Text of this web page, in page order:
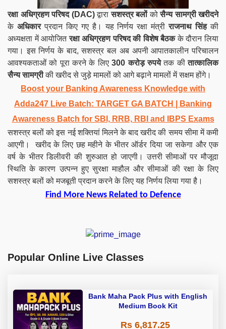
रक्षा अधिग्रहण परिषद (DAC)द्वारासशस्त्र बलोंकोसैन्य सामग्री खरीदने
के अधिकारप्रदान किए गए है। यह निर्णय रक्षा मंत्रीराजनाथ सिंहकी
अध्यक्षता में आयोजितरक्षा अधिग्रहण परिषद की विशेष बैठकके दौरान लिया
गया। इस निर्णय के बाद, सशस्त्र बल अब अपनी आपातकालीन परिचालन
आवश्यकताओं को पूरा करने के लिए300 करोड़ रुपयेतक कीतात्कालिक
सैन्य सामग्रीकी खरीद से जुड़े मामलों को आगे बढ़ाने मामलों में सक्षम होंगे।
Boost your Banking Awareness Knowledge with
Adda247 Live Batch: TARGET GA BATCH
| Banking
Awareness Batch for SBI, RRB, RBI and IBPS Exams
सशस्त्र बलों को इस नई शक्तियां मिलने के बाद खरीद की समय सीमा में कमी
आएगी। खरीद के लिए छह महीने के भीतर ऑर्डर दिया जा सकेगा और एक
वर्ष के भीतर डिलीवरी की शुरुआत हो जाएगी। उत्तरी सीमाओं पर मौजूदा
स्थिति के कारण उत्पन्न हुए सुरक्षा माहौल और सीमाओं की रक्षा के लिए
सशस्त्र बलों को मजबूती प्रदान करने के लिए यह निर्णय लिया गया है।
Find More News Related to Defence
Popular Online Live Classes
Bank Maha Pack Plus with English
Medium Book Kit
Rs 6,817.25